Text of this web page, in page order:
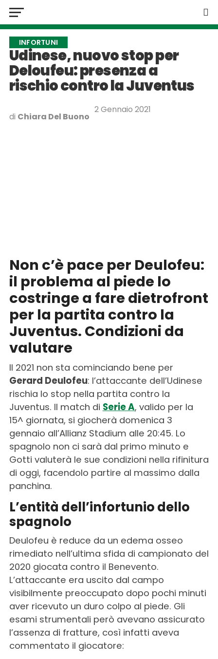
INFORTUNI
Udinese, nuovo stop per
Deloufeu: presenza a
rischio contro la Juventus
di Chiara Del Buono
2 Gennaio 2021
Non c’è pace per Deulofeu:
il problema al piede lo
costringe a fare dietrofront
per la partita contro la
Juventus. Condizioni da
valutare
Il 2021 non sta cominciando bene per
Gerard Deulofeu: l’attaccante dell’Udinese
rischia lo stop nella partita contro la
Juventus. Il match di Serie A, valido per la
15^ giornata, si giocherà domenica 3
gennaio all’Allianz Stadium alle 20:45. Lo
spagnolo non ci sarà dal primo minuto e
Gotti valuterà le sue condizioni nella rifinitura
di oggi, facendolo partire al massimo dalla
panchina.
L’entità dell’infortunio dello
spagnolo
Deulofeu è reduce da un edema osseo
rimediato nell’ultima sfida di campionato del
2020 giocata contro il Benevento.
L’attaccante era uscito dal campo
visibilmente preoccupato dopo pochi minuti
aver ricevuto un duro colpo al piede. Gli
esami strumentali però avevano assicurato
l’assenza di fratture, così infatti aveva
commentato il giocatore: